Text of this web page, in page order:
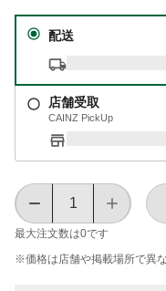
配送
店舗受取
CAINZ PickUp
最大注文数は0です
※価格は​店舗や​掲載場所で​異